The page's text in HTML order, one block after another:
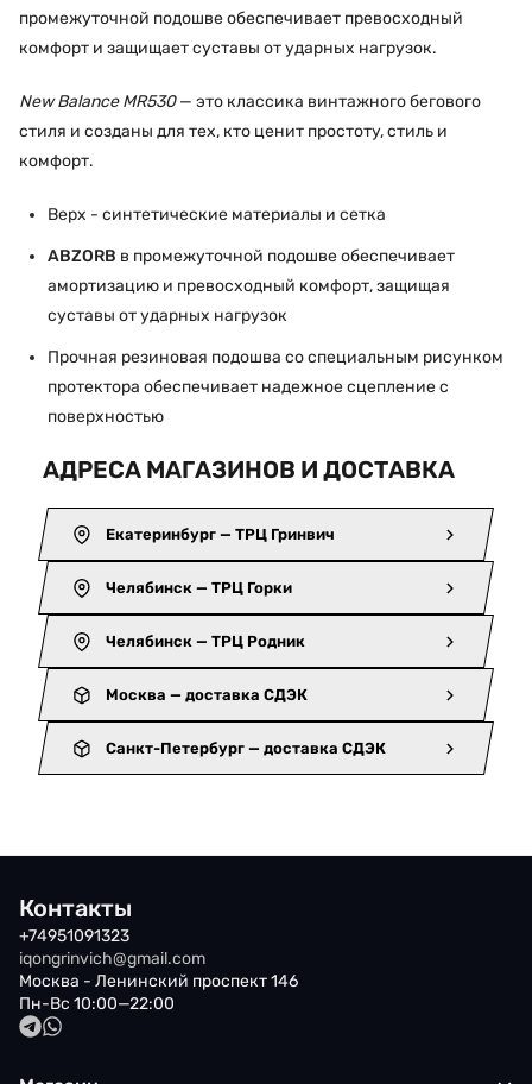
промежуточной подошве обеспечивает превосходный
комфорт и защищает суставы от ударных нагрузок.
New Balance MR530— это классика винтажного бегового
стиля и созданы для тех, кто ценит простоту, стиль и
комфорт.
Верх - синтетические материалы и сетка
ABZORB в промежуточной подошве обеспечивает
амортизацию и превосходный комфорт, защищая
суставы от ударных нагрузок
Прочная резиновая подошва со специальным рисунком
протектора обеспечивает надежное сцепление с
поверхностью
АДРЕСА МАГАЗИНОВ И ДОСТАВКА
Екатеринбург — ТРЦ Гринвич
Челябинск — ТРЦ Горки
Челябинск — ТРЦ Родник
Москва — доставка СДЭК
Санкт-Петербург — доставка СДЭК
Контакты
+74951091323
iqongrinvich@gmail.com
Москва - Ленинский проспект 146
Пн-Вс 10:00—22:00